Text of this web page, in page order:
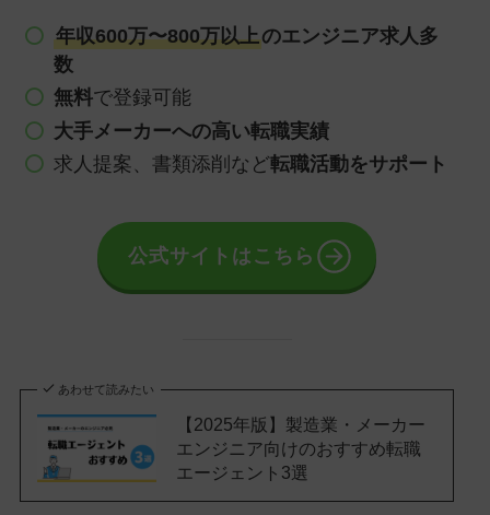
年収600万〜800万以上のエンジニア求人多
数
無料で登録可能
大手メーカーへの高い転職実績
求人提案、書類添削など転職活動をサポート
公式サイトはこちら
あわせて読みたい
【2025年版】製造業・メーカー
エンジニア向けのおすすめ転職
エージェント3選